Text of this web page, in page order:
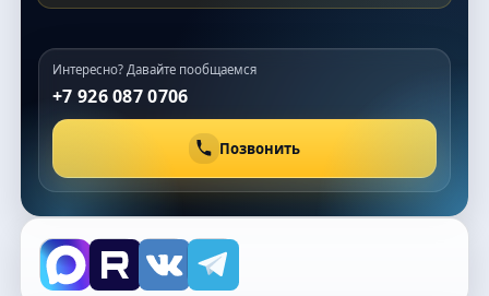
Интересно? Давайте пообщаемся
+7 926 087 0706
Позвонить